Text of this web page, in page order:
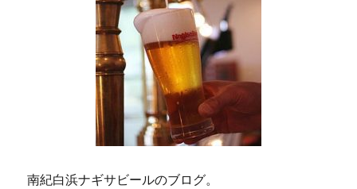
南紀白浜ナギサビールのブログ。